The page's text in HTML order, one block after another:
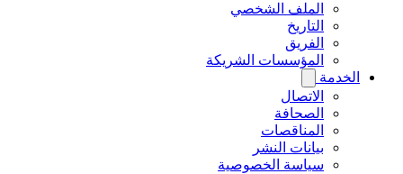
الملف الشخصي
التاريخ
الفريق
المؤسسات الشريكة
الخدمة
الاتصال
الصحافة
المناقصات
بيانات النشر
سياسة الخصوصية